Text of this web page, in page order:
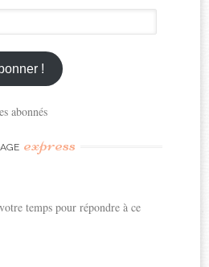
!
abonnés
express
temps pour répondre à ce